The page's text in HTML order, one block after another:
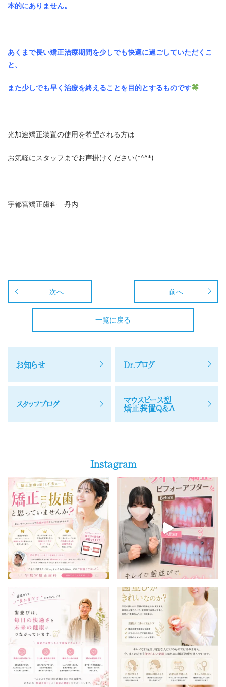
本的にありません。
あくまで長い矯正治療期間を少しでも快適に過ごしていただくこ
と、
また少しでも早く治療を終えることを目的とするものです
光加速矯正装置の使用を希望される方は
お気軽にスタッフまでお声掛けください(*^^*)
宇都宮矯正歯科 丹内
次へ 前へ
一覧に戻る
お知らせ Dr.ブログ
スタッフブログ マウスピース型
矯正装置Q＆A
Instagram